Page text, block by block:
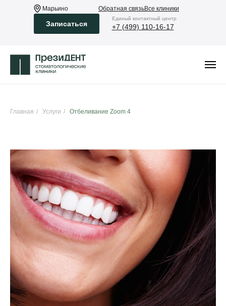
Обратная связьВсе клиники
Eдиный контактный центр
+7 (499) 110-16-17
Марьино
Записаться
Главная / Услуги / Отбеливание Zoom 4